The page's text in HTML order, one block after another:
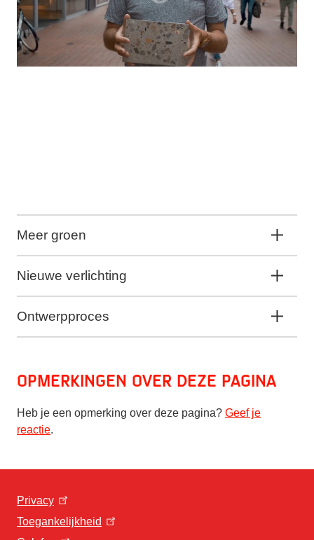
Meer groen
Nieuwe verlichting
Ontwerpproces
Opmerkingen over deze pagina
Heb je een opmerking over deze pagina? Geef je
reactie.
Privacy
Toegankelijkheid